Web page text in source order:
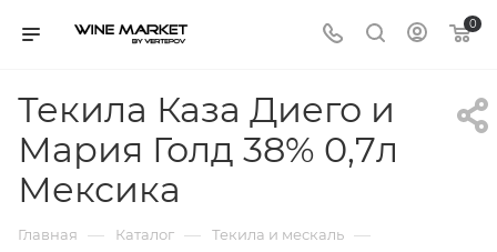
0
Текила Каза Диего и
Мария Голд 38% 0,7л
Мексика
Главная — Каталог — Текила и мескаль —